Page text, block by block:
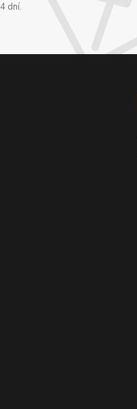
dní.